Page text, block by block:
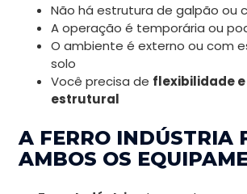
Não há estrutura de galpão ou
A operação é temporária ou
O ambiente é externo ou com
solo
Você precisa de flexibilidade
estrutural
A FERRO INDÚSTRIA
AMBOS OS